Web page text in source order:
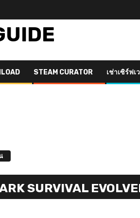
STEAM CURATOR เช่าเซิร์ฟเ
SURVIVAL